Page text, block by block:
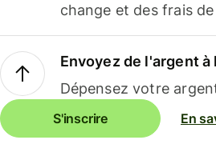
change et des frais
Envoyez de l'argent
Dépensez votre
S'inscrire En